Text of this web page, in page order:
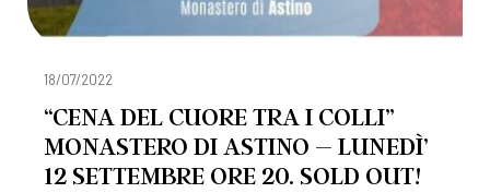
18/07/2022
“CENA DEL CUORE TRA I COLLI”
MONASTERO DI ASTINO – LUNEDÌ’
12 SETTEMBRE ORE 20. SOLD OUT!